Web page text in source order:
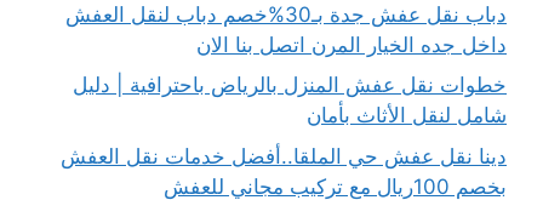
دباب نقل عفش جدة بـ30%خصم دباب لنقل العفش
داخل جده الخيار المرن اتصل بنا الان
خطوات نقل عفش المنزل بالرياض باحترافية | دليل
شامل لنقل الأثاث بأمان
دينا نقل عفش حي الملقا..أفضل خدمات نقل العفش
بخصم 100ريال مع تركيب مجاني للعفش